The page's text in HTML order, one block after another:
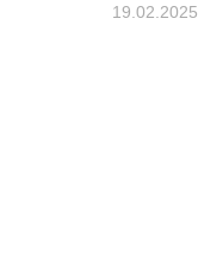
19.02.2025